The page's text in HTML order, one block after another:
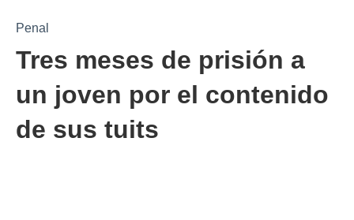
Penal
Tres meses de prisión a
un joven por el contenido
de sus tuits